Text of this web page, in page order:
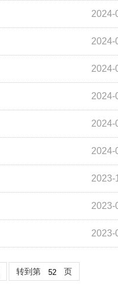
2024-
2024-
2024-
2024-
2024-
2024-
2023-
2023-
2023-
转到第 页